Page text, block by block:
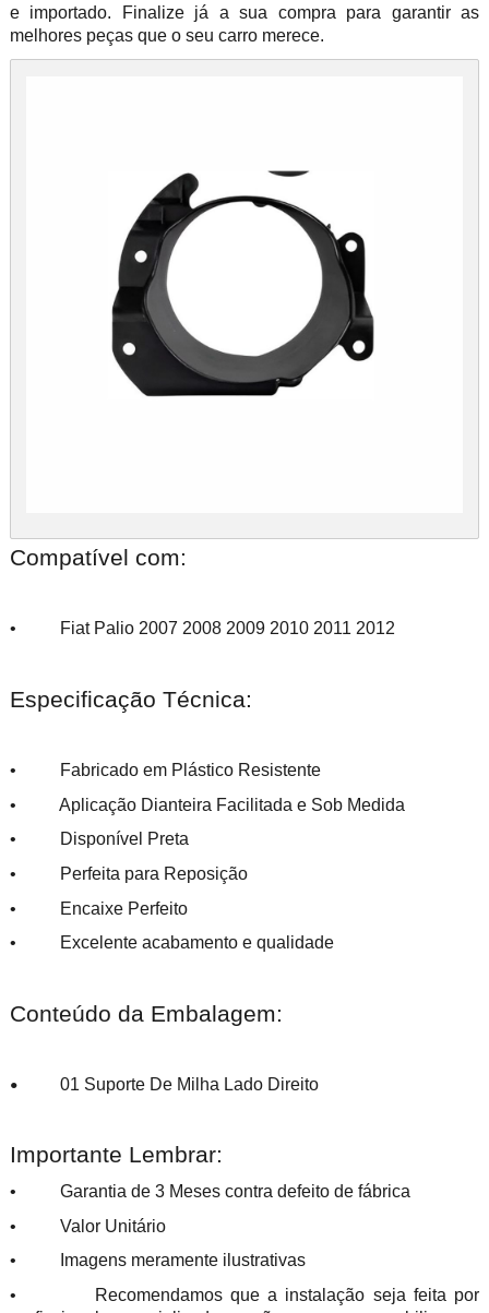
e importado. Finalize já a sua compra para garantir as
melhores peças que o seu carro merece.
Compatível com:
• Fiat Palio 2007 2008 2009 2010 2011 2012
Especificação Técnica:
• Fabricado em Plástico Resistente
• Aplicação Dianteira Facilitada e Sob Medida
• Disponível Preta
• Perfeita para Reposição
• Encaixe Perfeito
• Excelente acabamento e qualidade
Conteúdo da Embalagem:
• 01 Suporte De Milha Lado Direito
Importante Lembrar:
• Garantia de 3 Meses contra defeito de fábrica
• Valor Unitário
• Imagens meramente ilustrativas
• Recomendamos que a instalação seja feita por